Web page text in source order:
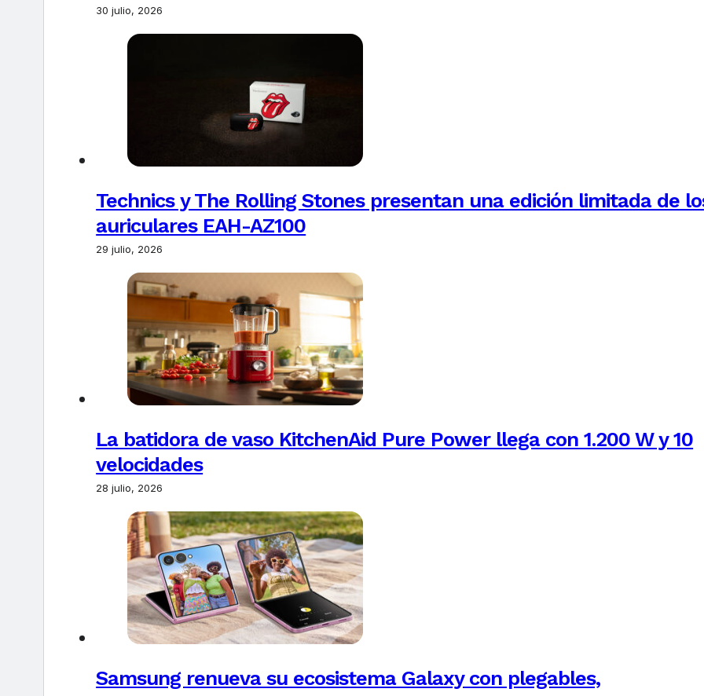
30 julio, 2026
Technics y The Rolling Stones presentan una edición limitada de
auriculares EAH-AZ100
29 julio, 2026
La batidora de vaso KitchenAid Pure Power llega con 1.200 W y 10
velocidades
28 julio, 2026
Samsung renueva su ecosistema Galaxy con plegables,